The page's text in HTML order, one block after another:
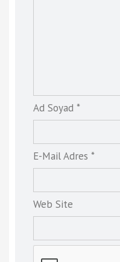
Ad Soyad *
E-Mail Adres *
Web Site